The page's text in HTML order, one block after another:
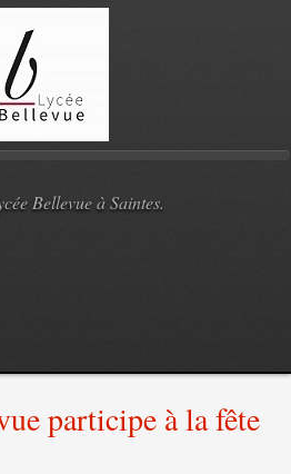
Bellevue à Saintes.
participe à la fête